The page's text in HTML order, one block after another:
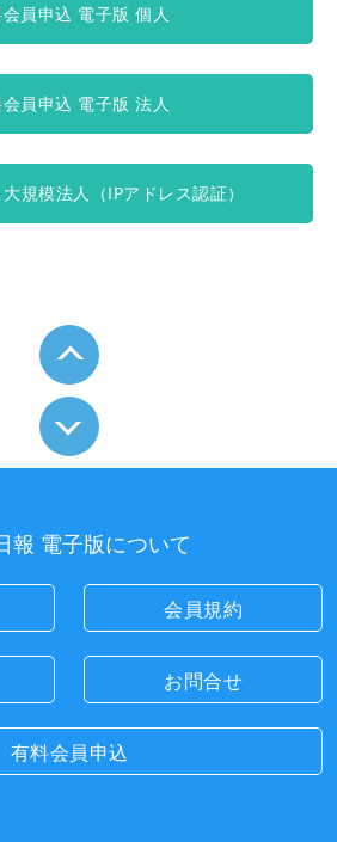
員申込 電子版 個人
員申込 電子版 法人
規模法人（IPアドレス認証）
報 電子版について
会員規約
お問合せ
有料会員申込